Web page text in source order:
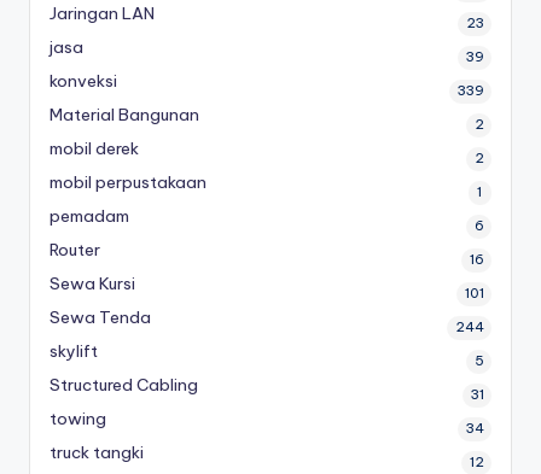
Jaringan LAN 23
jasa 39
konveksi 339
Material Bangunan 2
mobil derek 2
mobil perpustakaan 1
pemadam 6
Router 16
Sewa Kursi 101
Sewa Tenda 244
skylift 5
Structured Cabling 31
towing 34
truck tangki 12